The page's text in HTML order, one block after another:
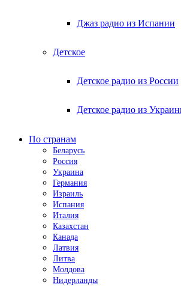
Джаз радио из Испании
Детское
Детское радио из России
Детское радио из
По странам
Беларусь
Россия
Украина
Германия
Израиль
Испания
Италия
Казахстан
Канада
Латвия
Литва
Молдова
Нидерланды